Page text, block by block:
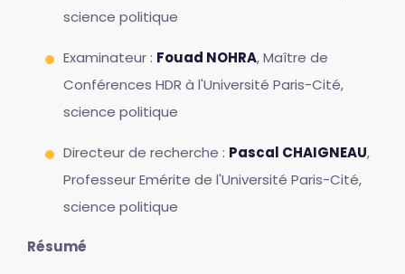
science politique
Examinateur : Fouad NOHRA, Maître de
Conférences HDR à l'Université Paris-Cité,
science politique
Directeur de recherche : Pascal CHAIGNEAU,
Professeur Emérite de l'Université Paris-Cité,
science politique
Résumé